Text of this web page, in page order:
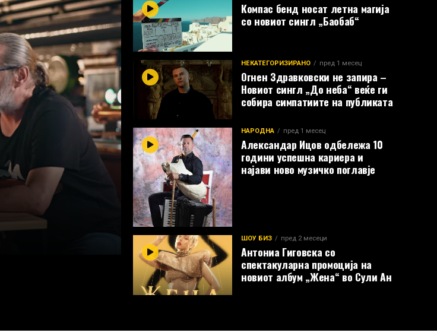
Компас бенд носат летна магија
со новиот сингл „Баобаб“
НЕКАТЕГОРИЗИРАНО пред 1 месец
Огнен Здравковски не запира –
Новиот сингл „До неба“ веќе ги
собира симпатиите на публиката
НАРОДНА пред 1 месец
Александар Ицов одбележа 10
години успешна кариера и
најави ново музичко поглавје
ШОУ БИЗ пред 2 месеци
Антониа Гиговска со
спектакуларна промоција на
новиот албум „Жена“ во Сули Ан